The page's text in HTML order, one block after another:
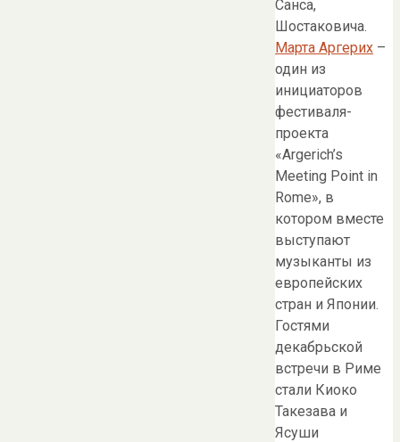
Санса,
Шостаковича.
Марта Аргерих –
один из
инициаторов
фестиваля-
проекта
«Argerich’s
Meeting Point in
Rome», в
котором вместе
выступают
музыканты из
европейских
стран и Японии.
Гостями
декабрьской
встречи в Риме
стали Киоко
Такезава и
Ясуши